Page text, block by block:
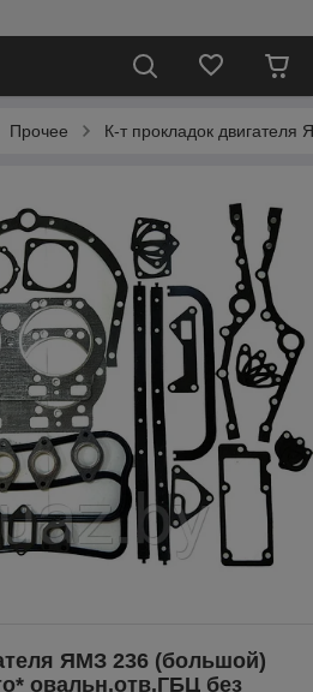
Прочее К-т прокладок
ЯМЗ 236 (большой)
овальн.отв.ГБЦ без